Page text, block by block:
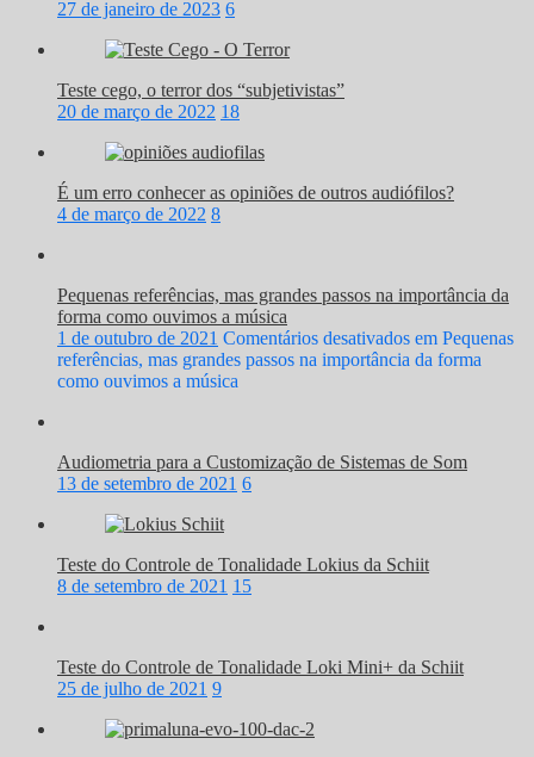
27 de janeiro de 2023 6
Teste cego, o terror dos “subjetivistas”
20 de março de 2022 18
É um erro conhecer as opiniões de outros audiófilos?
4 de março de 2022 8
Pequenas referências, mas grandes passos na importância da
forma como ouvimos a música
1 de outubro de 2021 Comentários desativados em Pequenas
referências, mas grandes passos na importância da forma
como ouvimos a música
Audiometria para a Customização de Sistemas de Som
13 de setembro de 2021 6
Teste do Controle de Tonalidade Lokius da Schiit
8 de setembro de 2021 15
Teste do Controle de Tonalidade Loki Mini+ da Schiit
25 de julho de 2021 9